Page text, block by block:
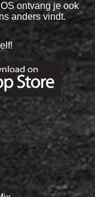
ontvang je ook
anders vindt.